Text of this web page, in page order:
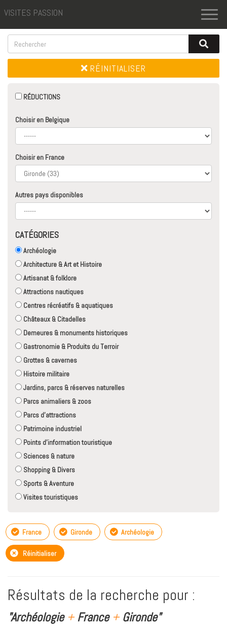
VISITES PASSION
RÉINITIALISER
RÉDUCTIONS
Choisir en Belgique
Choisir en France
Autres pays disponibles
CATÉGORIES
Archéologie
Architecture & Art et Histoire
Artisanat & folklore
Attractions nautiques
Centres récréatifs & aquatiques
Châteaux & Citadelles
Demeures & monuments historiques
Gastronomie & Produits du Terroir
Grottes & cavernes
Histoire militaire
Jardins, parcs & réserves naturelles
Parcs animaliers & zoos
Parcs d'attractions
Patrimoine industriel
Points d'information touristique
Sciences & nature
Shopping & Divers
Sports & Aventure
Visites touristiques
France Gironde Archéologie
Réinitialiser
Résultats de la recherche pour :
"Archéologie +France +Gironde"